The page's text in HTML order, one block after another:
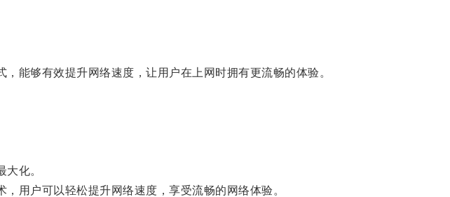
够有效提升网络速度，让用户在上网时拥有更流畅的体验。
化。
用户可以轻松提升网络速度，享受流畅的网络体验。